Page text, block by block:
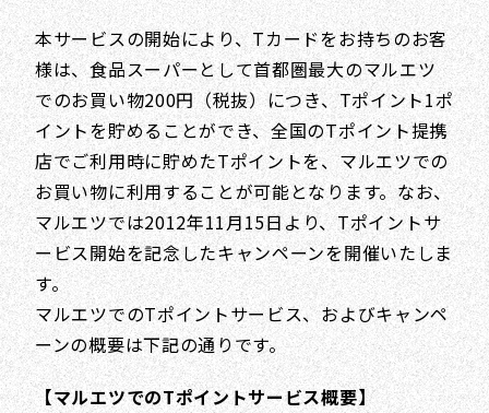
本サービスの開始により、Tカードをお持ちのお客
様は、食品スーパーとして首都圏最大のマルエツ
でのお買い物200円（税抜）につき、Tポイント1ポ
イントを貯めることができ、全国のTポイント提携
店でご利用時に貯めたTポイントを、マルエツでの
お買い物に利用することが可能となります。なお、
マルエツでは2012年11月15日より、Tポイントサ
ービス開始を記念したキャンペーンを開催いたしま
す。
マルエツでのTポイントサービス、およびキャンペ
ーンの概要は下記の通りです。
【マルエツでのTポイントサービス概要】